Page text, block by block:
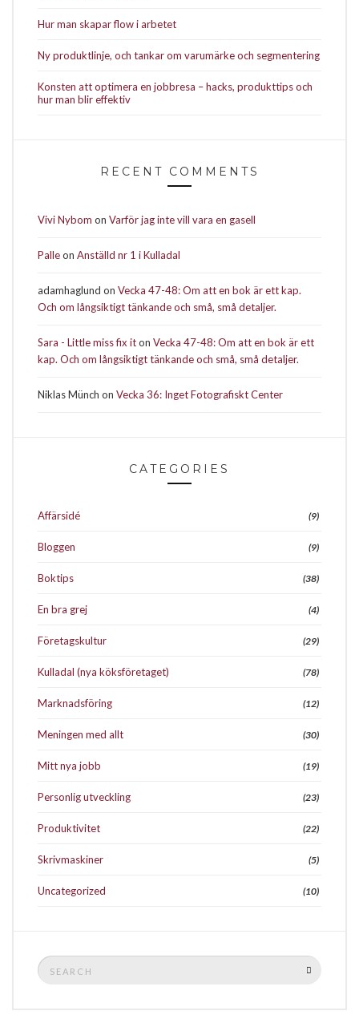
Hur man skapar flow i arbetet
Ny produktlinje, och tankar om varumärke och segmentering
Konsten att optimera en jobbresa – hacks, produkttips och
hur man blir effektiv
RECENT COMMENTS
Vivi Nybom on Varför jag inte vill vara en gasell
Palleon Anställd nr 1 i Kulladal
adamhaglund on Vecka 47-48: Om att en bok är ett kap.
Och om långsiktigt tänkande och små, små detaljer.
Sara - Little miss fix iton Vecka 47-48: Om att en bok är ett
kap. Och om långsiktigt tänkande och små, små detaljer.
Niklas Münch on Vecka 36: Inget Fotografiskt Center
CATEGORIES
Affärsidé (9)
Bloggen (9)
Boktips (38)
En bra grej (4)
Företagskultur (29)
Kulladal (nya köksföretaget) (78)
Marknadsföring (12)
Meningen med allt (30)
Mitt nya jobb (19)
Personlig utveckling (23)
Produktivitet (22)
Skrivmaskiner (5)
Uncategorized (10)
Search
for: